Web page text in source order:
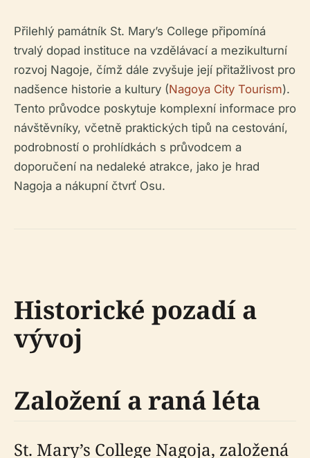
Přilehlý památník St. Mary’s College připomíná
trvalý dopad instituce na vzdělávací a mezikulturní
rozvoj Nagoje, čímž dále zvyšuje její přitažlivost pro
nadšence historie a kultury (Nagoya City Tourism).
Tento průvodce poskytuje komplexní informace pro
návštěvníky, včetně praktických tipů na cestování,
podrobností o prohlídkách s průvodcem a
doporučení na nedaleké atrakce, jako je hrad
Nagoja a nákupní čtvrť Osu.
Historické pozadí a
vývoj
Založení a raná léta
St. Mary’s College Nagoja, založená